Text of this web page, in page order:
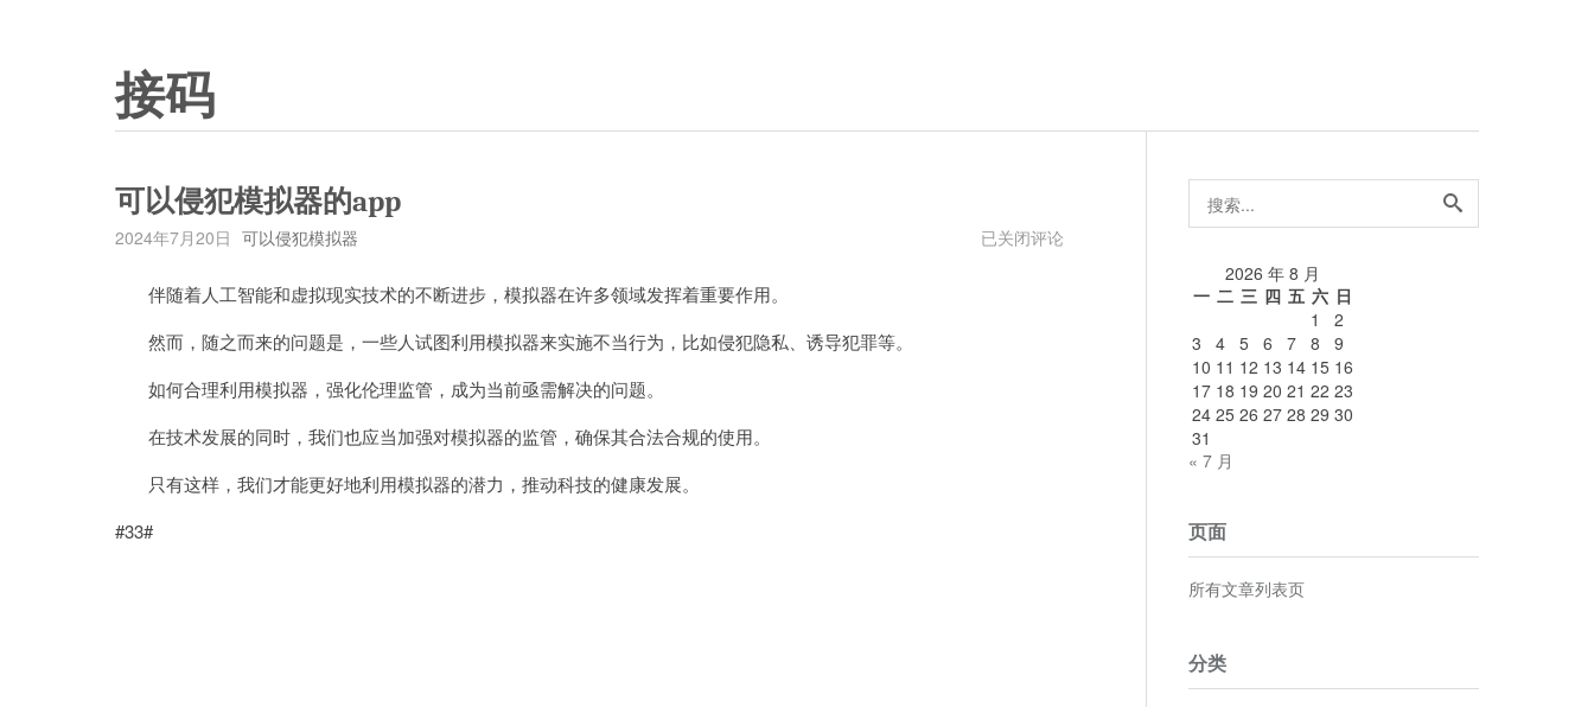
接码
可以侵犯模拟器的app
2024年7月20日 可以侵犯模拟器
可
已关闭评论
伴随着人工智能和虚拟现实技术的不断进步，模拟器在许多领域发挥着重要作用。
然而，随之而来的问题是，一些人试图利用模拟器来实施不当行为，比如侵犯隐私、诱导犯罪等。
如何合理利用模拟器，强化伦理监管，成为当前亟需解决的问题。
在技术发展的同时，我们也应当加强对模拟器的监管，确保其合法合规的使用。
只有这样，我们才能更好地利用模拟器的潜力，推动科技的健康发展。
#33#
搜
索...
2026 年 8 月
一 二 三 四 五 六 日
1
2
3
4 5 6 7 8
9
10 11 12 13 14 15 16
17 18 19 20 21 22 23
24 25 26 27 28 29 30
31
« 7 月
页面
所有文章列表页
分类